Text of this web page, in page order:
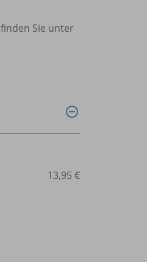
finden Sie unter
13,95 €